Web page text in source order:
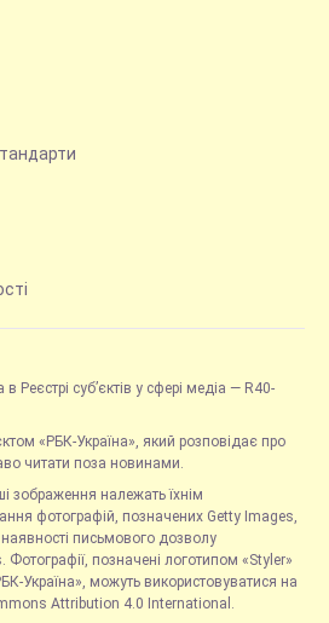
Реєстрі суб’єктів у сфері медіа — R40-
«РБК-Україна», який розповідає про
читати поза новинами.
зображення належать їхнім
фотографій, позначених Getty Images,
письмового дозволу
Фотографії, позначені логотипом «Styler»
Україна», можуть використовуватися на
Attribution 4.0 International.